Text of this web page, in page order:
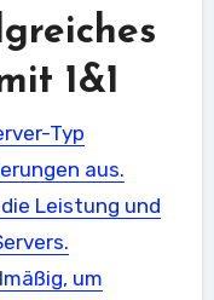
1&1
Typ
aus.
Leistung und
um